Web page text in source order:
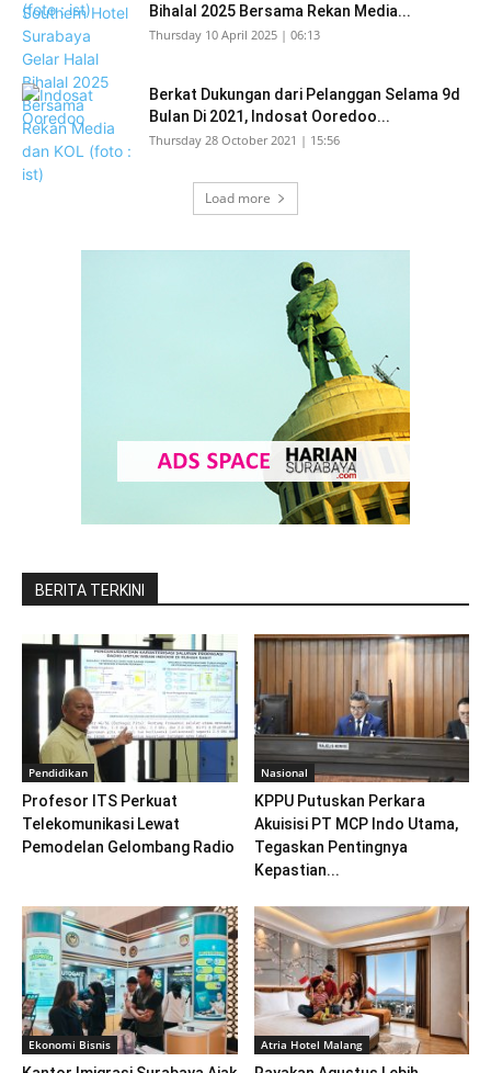
Bihalal 2025 Bersama Rekan Media...
Thursday 10 April 2025 | 06:13
Berkat Dukungan dari Pelanggan Selama 9d
Bulan Di 2021, Indosat Ooredoo...
Thursday 28 October 2021 | 15:56
Load more
BERITA TERKINI
Pendidikan
Profesor ITS Perkuat
Telekomunikasi Lewat
Pemodelan Gelombang Radio
Nasional
KPPU Putuskan Perkara
Akuisisi PT MCP Indo Utama,
Tegaskan Pentingnya
Kepastian...
Ekonomi Bisnis Atria Hotel Malang